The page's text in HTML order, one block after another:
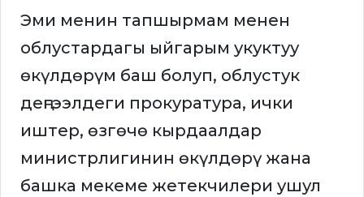
Эми менин тапшырмам менен
облустардагы ыйгарым укуктуу
өкүлдөрүм баш болуп, облустук
деңгээлдеги прокуратура, ички
иштер, өзгөчө кырдаалдар
министрлигинин өкүлдөрү жана
башка мекеме жетекчилери ушул